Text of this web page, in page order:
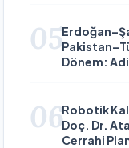
05
Dönem:
06Robotik
Doç. Dr.
Cerrahi